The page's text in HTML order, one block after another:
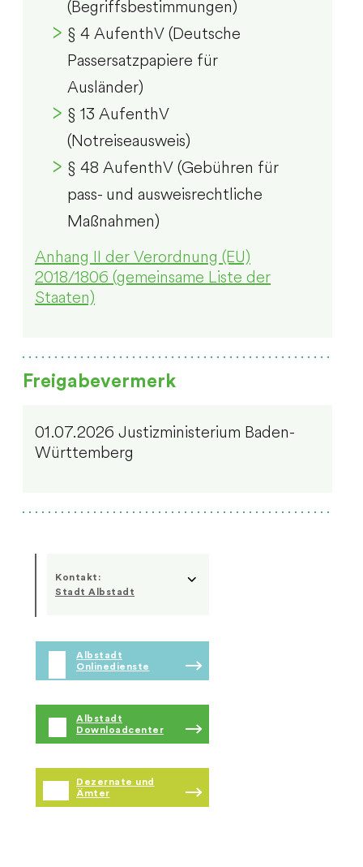
(Begriffsbestimmungen)
§ 4 AufenthV (Deutsche
Passersatzpapiere für
Ausländer)
§ 13 AufenthV
(Notreiseausweis)
§ 48 AufenthV (Gebühren für
pass- und ausweisrechtliche
Maßnahmen)
Anhang II der Verordnung (EU)
2018/1806 (gemeinsame Liste der
Staaten)
Freigabevermerk
01.07.2026 Justizministerium Baden-
Württemberg
Kontakt:
Stadt Albstadt
Albstadt
Onlinedienste
Albstadt
Downloadcenter
Dezernate und
Ämter